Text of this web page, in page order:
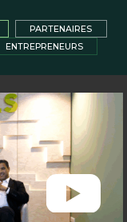
PARTENAIRES
ENTREPRENEURS